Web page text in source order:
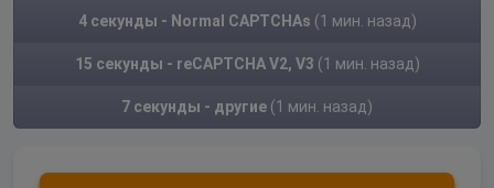
4 секунды - Normal CAPTCHAs (1 мин. назад)
15 секунды - reCAPTCHA V2, V3 (1 мин. назад)
7 секунды - другие (1 мин. назад)